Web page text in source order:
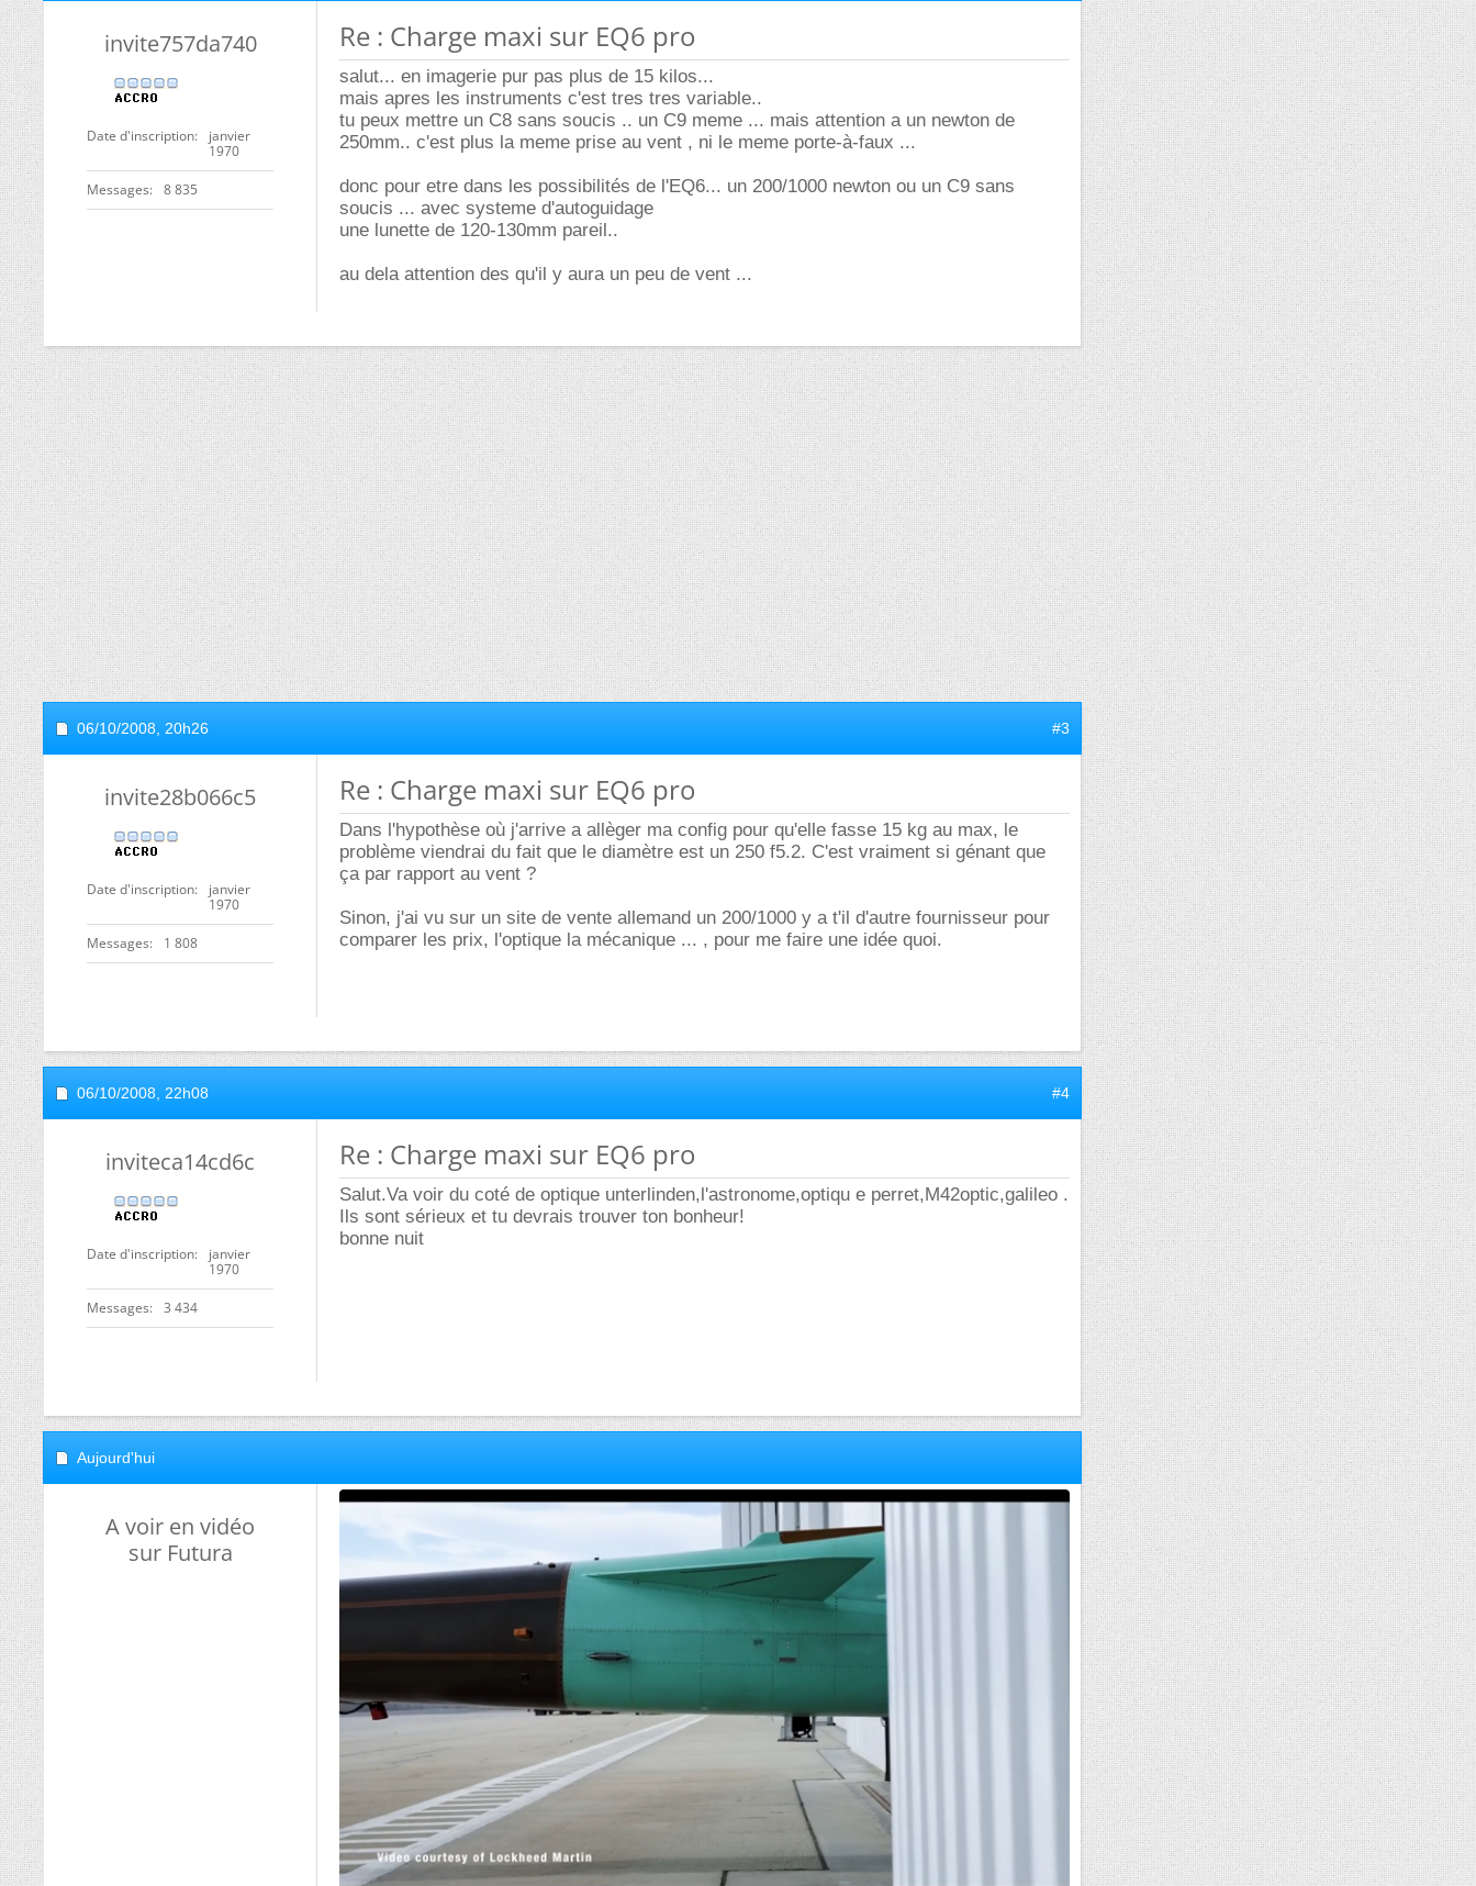
invite757da740
Date d'inscription
janvier
1970
Messages 8 835
Re : Charge maxi sur EQ6 pro
salut... en imagerie pur pas plus de 15 kilos...
mais apres les instruments c'est tres tres variable..
tu peux mettre un C8 sans soucis .. un C9 meme ... mais attention a un newton de
250mm.. c'est plus la meme prise au vent , ni le meme porte-à-faux ...
donc pour etre dans les possibilités de l'EQ6... un 200/1000 newton ou un C9 sans
soucis ... avec systeme d'autoguidage
une lunette de 120-130mm pareil..
au dela attention des qu'il y aura un peu de vent ...
06/10/2008, 20h26 #3
invite28b066c5
Date d'inscription
janvier
1970
Messages 1 808
Re : Charge maxi sur EQ6 pro
Dans l'hypothèse où j'arrive a allèger ma config pour qu'elle fasse 15 kg au max, le
problème viendrai du fait que le diamètre est un 250 f5.2. C'est vraiment si génant que
ça par rapport au vent ?
Sinon, j'ai vu sur un site de vente allemand un 200/1000 y a t'il d'autre fournisseur pour
comparer les prix, l'optique la mécanique ... , pour me faire une idée quoi.
06/10/2008, 22h08 #4
inviteca14cd6c
Date d'inscription
janvier
1970
Messages 3 434
Re : Charge maxi sur EQ6 pro
Salut.Va voir du coté de optique unterlinden,l'astronome,optiqu e perret,M42optic,galileo .
Ils sont sérieux et tu devrais trouver ton bonheur!
bonne nuit
Aujourd'hui
A voir en vidéo
sur Futura